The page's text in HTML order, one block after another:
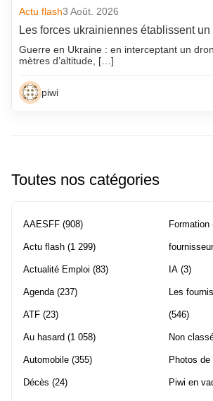
Actu flash3 Août. 2026
Les forces ukrainiennes établissent
Guerre en Ukraine : en interceptant un
mètres d’altitude, […]
piwi
Toutes nos catégories
AAESFF (908)
Actu flash (1 299)
Actualité Emploi (83)
Agenda(237)
ATF (23)
Au hasard (1 058)
Automobile (355)
Décès (24)
Formation
IA (3)
Les
(546)
Non
Photos de
Piwi en